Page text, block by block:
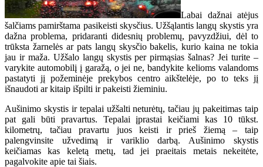
Labai dažnai atėjus
šalčiams pamirštama pasikeisti skysčius. Užšąlantis langų skystis yra
dažna problema, pridaranti didesnių problemų, pavyzdžiui, dėl to
trūksta žarnelės ar pats langų skysčio bakelis, kurio kaina ne tokia
jau ir maža. Užšalo langų skystis per pirmąsias šalnas? Jei turite –
varykite automobilį į garažą, o jei ne, bandykite kelioms valandoms
pastatyti jį požeminėje prekybos centro aikštelėje, po to teks jį
išnaudoti ar kitaip išpilti ir pakeisti žieminiu.
Aušinimo skystis ir tepalai užšalti neturėtų, tačiau jų pakeitimas taip
pat gali būti pravartus. Tepalai įprastai keičiami kas 10 tūkst.
kilometrų, tačiau pravartu juos keisti ir prieš žiemą – taip
palengvinsite užvedimą ir variklio darbą. Aušinimo skystis
keičiamas kas keletą metų, tad jei praeitais metais nekeitėte,
pagalvokite apie tai šiais.